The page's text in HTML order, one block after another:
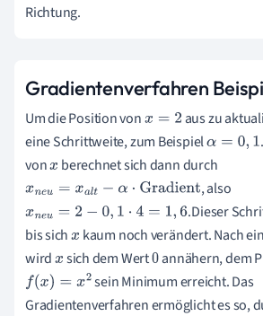
Richtung.
Gradientenverfahren
Um die Position vonx= 2
aus zu
eine Schrittweite, zum Beispielα= 0,1
vonx berechnet sich dann durch
xneu =xa lt−α⋅ Gradient
, also
xneu =2− 0 1⋅4=1 ,6
.Dieser
bis sichx kaum noch verändert. Nach
wirdx sich dem Wert0 annähern, dem
f(x)=x 2
sein Minimum erreicht. Das
Gradientenverfahren ermöglicht es so,